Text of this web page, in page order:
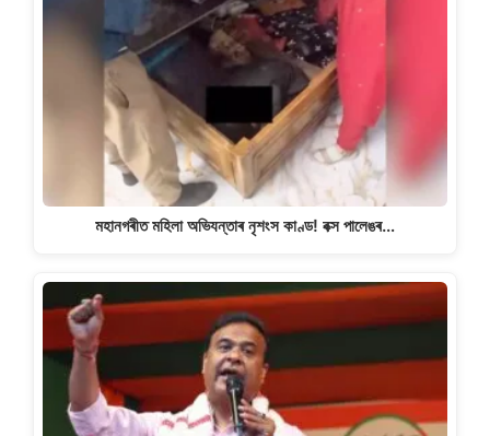
মহানগৰীত মহিলা অভিযন্তাৰ নৃশংস কাণ্ড! বক্স পালেঙৰ…